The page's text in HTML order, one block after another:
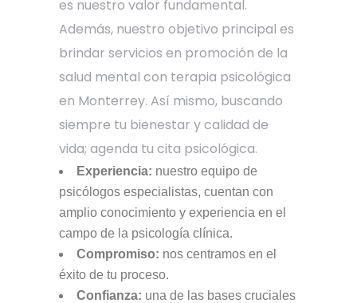
es nuestro valor fundamental.
Además, nuestro objetivo principal es
brindar servicios en promoción de la
salud mental con terapia psicológica
en Monterrey. Así mismo, buscando
siempre tu bienestar y calidad de
vida; agenda tu cita psicológica.
Experiencia: nuestro equipo de
psicólogos especialistas, cuentan con
amplio conocimiento y experiencia en el
campo de la psicología clínica.
Compromiso: nos centramos en el
éxito de tu proceso.
Confianza: una de las bases cruciales